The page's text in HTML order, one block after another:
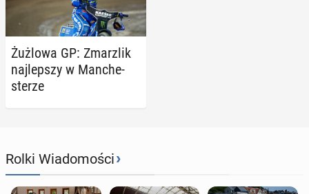
Żużlowa GP: Zmar­z­lik
naj­lep­szy w Man­che­
ste­rze
Rolki Wiadomości›